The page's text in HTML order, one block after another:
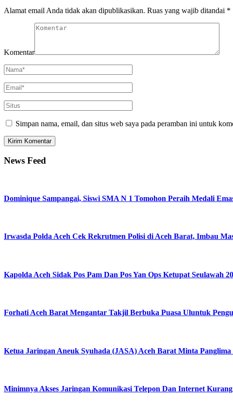
Alamat email Anda tidak akan dipublikasikan. Ruas yang wajib ditandai *
Komentar
Simpan nama, email, dan situs web saya pada peramban ini untuk
News Feed
Dominique Sampangai, Siswi SMA N 1 Tomohon Peraih Medali
Irwasda Polda Aceh Cek Rekrutmen Polisi di Aceh Barat, Imbau
Kapolda Aceh Sidak Pos Pam Dan Pos Yan Ops Ketupat Seulawah
Forhati Aceh Barat Mengantar Takjil Berbuka Puasa Uluntuk
Ketua Jaringan Aneuk Syuhada (JASA) Aceh Barat Minta
Minimnya Akses Jaringan Komunikasi Telepon Dan Internet